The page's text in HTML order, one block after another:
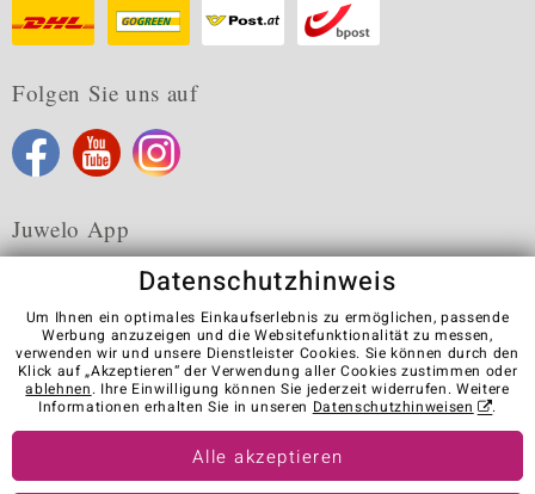
Folgen Sie uns auf
Juwelo App
Karriere AGB Datenschutz Cookies
Impressum
Kontakt
Vertrag widerrufen
Visit our stores in other countries:
Datenschutzhinweis
Um Ihnen ein optimales Einkaufserlebnis zu ermöglichen, passende
Werbung anzuzeigen und die Websitefunktionalität zu messen,
verwenden wir und unsere Dienstleister Cookies. Sie können durch den
Klick auf „Akzeptieren“ der Verwendung aller Cookies zustimmen oder
ablehnen. Ihre Einwilligung können Sie jederzeit widerrufen. Weitere
Informationen erhalten Sie in unseren Datenschutzhinweisen .
Alle akzeptieren